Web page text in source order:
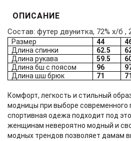
ОПИСАНИЕ
Состав: футер двунитка, 72% х/б ,
Размер 44
Длина спинки
62.5
Длина рукава
59.5
Длина бш с поясом
96
Длина шш брюк
71 71
Комфорт, легкость и стильный
модницы при выборе современного
спортивная одежа подходит под
женщинам невероятно модный и
модных трендов позволяет дамам